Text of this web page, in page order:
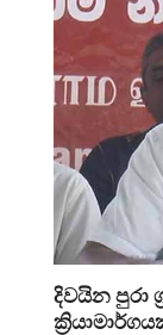
දිවයින පුරා